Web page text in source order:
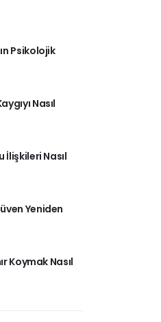
Psikolojik
Nasıl
İlişkileri Nasıl
Yeniden
Koymak Nasıl